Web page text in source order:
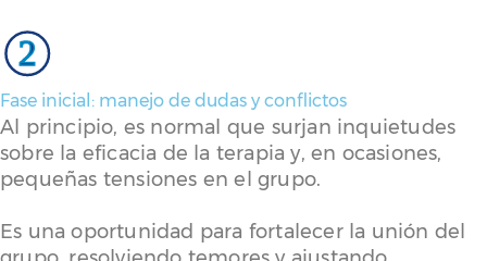
2
Fase inicial: manejo de dudas y conflictos
Al principio, es normal que surjan inquietudes
sobre la eficacia de la terapia y, en ocasiones,
pequeñas tensiones en el grupo.
Es una oportunidad para fortalecer la unión del